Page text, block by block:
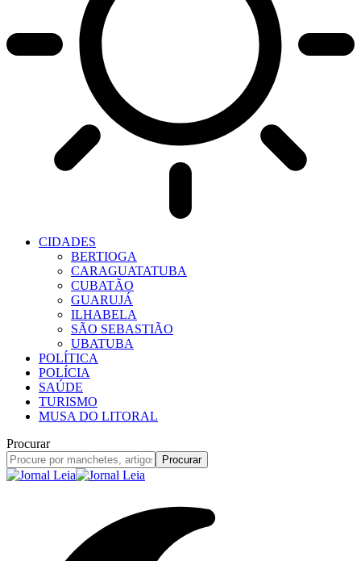
CIDADES
BERTIOGA
CARAGUATATUBA
CUBATÃO
GUARUJÁ
ILHABELA
SÃO SEBASTIÃO
UBATUBA
POLÍTICA
POLÍCIA
SAÚDE
TURISMO
MUSA DO LITORAL
Procurar